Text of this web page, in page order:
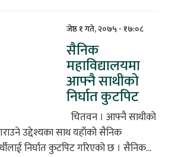
जेष्ठ १ गते, २०७५ - १७:०८
सैनिक
महाविद्यालयमा
आफ्नै साथीको
निर्घात कुटपिट
चितवन । आफ्नै साथीको
उद्देश्यका साथ यहाँको सैनिक
निर्घात कुटपिट गरिएको छ । सैनिक...